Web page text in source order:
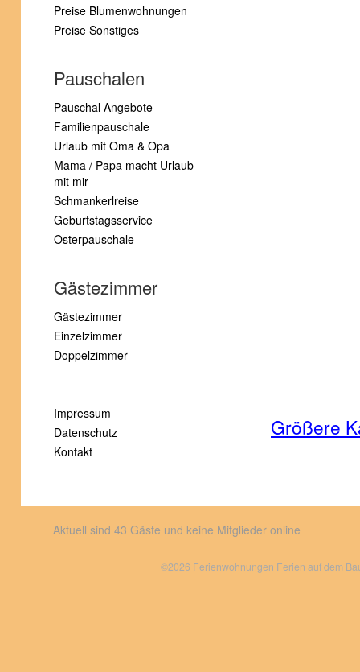
Preise Blumenwohnungen
Preise Sonstiges
Pauschalen
Pauschal Angebote
Familienpauschale
Urlaub mit Oma & Opa
Mama / Papa macht Urlaub
mit mir
Schmankerlreise
Geburtstagsservice
Osterpauschale
Gästezimmer
Gästezimmer
Einzelzimmer
Doppelzimmer
Impressum
Datenschutz
Kontakt
Größere
Aktuell sind 43 Gäste und keine Mitglieder online
©2026 Ferienwohnungen Ferien auf dem